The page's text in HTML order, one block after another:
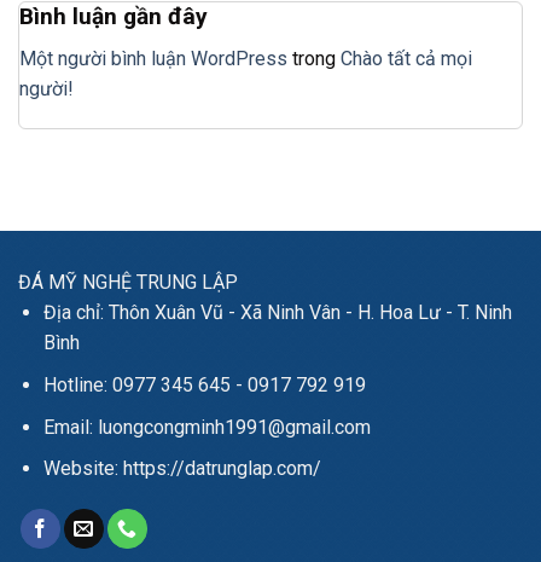
Bình luận gần đây
Một người bình luận WordPress trong Chào tất cả mọi
người!
ĐÁ MỸ NGHỆ TRUNG LẬP
Địa chỉ: Thôn Xuân Vũ - Xã Ninh Vân - H. Hoa Lư - T. Ninh
Bình
Hotline: 0977 345 645 - 0917 792 919
Email: luongcongminh1991@gmail.com
Website: https://datrunglap.com/